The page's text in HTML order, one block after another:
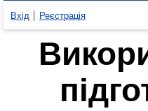
Вхід Реєстрація